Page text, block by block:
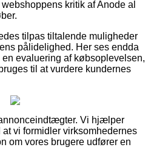
kritik af Anode al
tilpas tiltalende muligheder
pålidelighed. Her ses endda
evaluering af købsoplevelsen,
til at vurdere kundernes
Vi hjælper
vi formidler virksomhedernes
om vores brugere udfører en